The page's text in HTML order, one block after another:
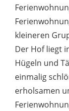
kleineren
Der Hof liegt
Hügeln und
einmalig
erholsamen